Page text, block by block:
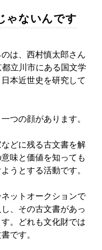
ゃないんです
は、西村慎太郎さん
都立川市にある国文学
本近世史を研究して
つの顔があります。
どに残る古文書を解
味と価値を知っても
うとする活動です。
ットオークションで
、その古文書があっ
。どれも文化財では
です。